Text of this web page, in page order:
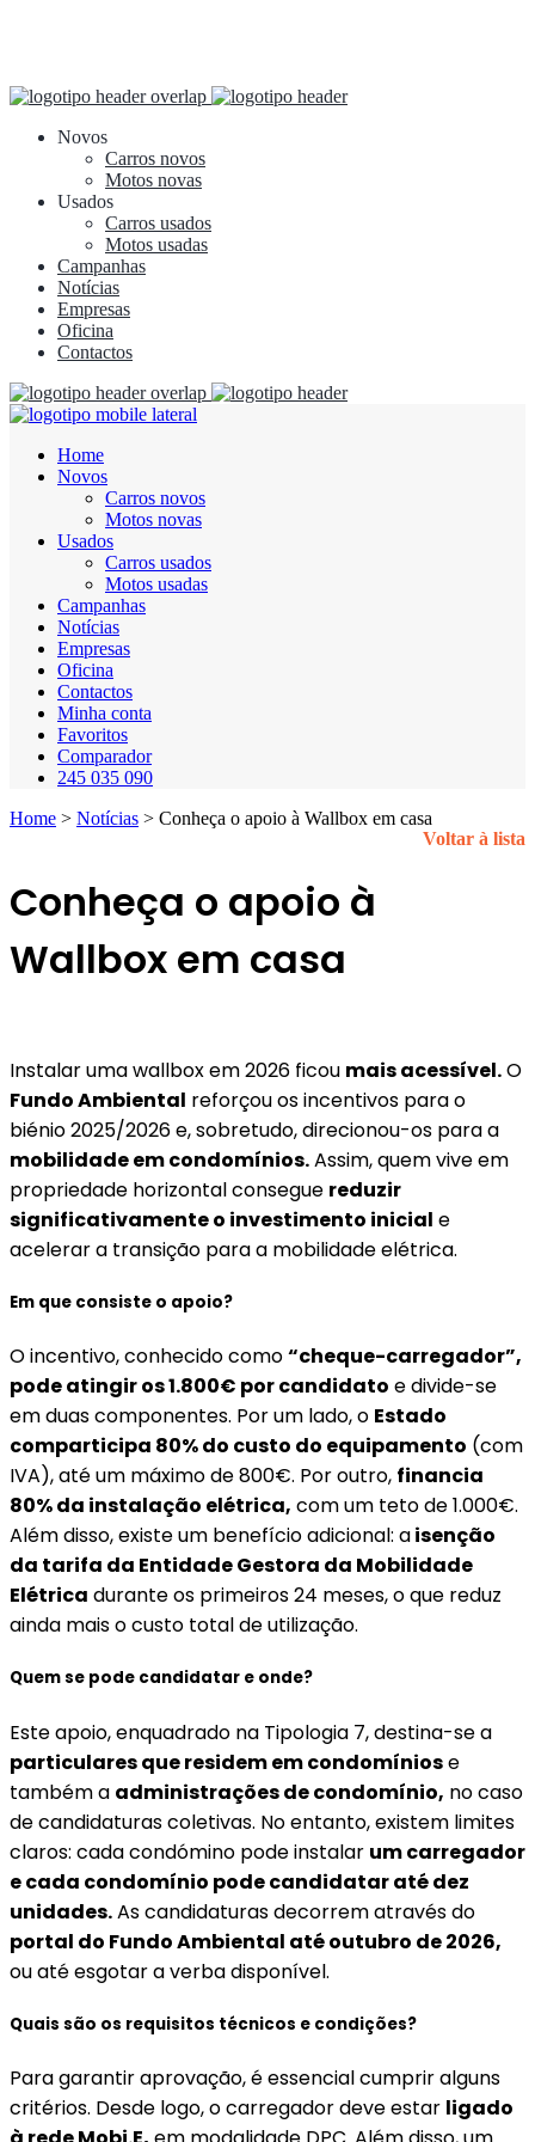
Novos
Carros novos
Motos novas
Usados
Carros usados
Motos usadas
Campanhas
Notícias
Empresas
Oficina
Contactos
Home
Novos
Carros novos
Motos novas
Usados
Carros usados
Motos usadas
Campanhas
Notícias
Empresas
Oficina
Contactos
Minha conta
Favoritos
Comparador
245 035 090
Home > Notícias > Conheça o apoio à Wallbox em casa
Voltar à lista
Conheça o apoio à
Wallbox em casa
Instalar uma wallbox em 2026 ficou mais acessível.O
Fundo Ambiental reforçou os incentivos para o
biénio 2025/2026 e, sobretudo, direcionou-os para a
mobilidade em condomínios.Assim, quem vive em
propriedade horizontal consegue reduzir
significativamente o investimento inicial e
acelerar a transição para a mobilidade elétrica.
Em que consiste o apoio?
O incentivo, conhecido como“cheque-carregador”,
pode atingir os 1.800€ por candidato e divide-se
em duas componentes. Por um lado, o Estado
comparticipa 80% do custo do equipamento (com
IVA), até um máximo de 800€. Por outro, financia
80% da instalação elétrica, com um teto de 1.000€.
Além disso, existe um benefício adicional: aisenção
da tarifa da Entidade Gestora da Mobilidade
Elétrica durante os primeiros 24 meses, o que reduz
ainda mais o custo total de utilização.
Quem se pode candidatar e onde?
Este apoio, enquadrado na Tipologia 7, destina-se a
particulares que residem em condomíniose
também a administrações de condomínio, no caso
de candidaturas coletivas. No entanto, existem limites
claros: cada condómino pode instalar um carregador
e cada condomínio pode candidatar até dez
unidades.As candidaturas decorrem através do
portal do Fundo Ambiental até outubro de 2026,
ou até esgotar a verba disponível.
Quais são os requisitos técnicos e condições?
Para garantir aprovação, é essencial cumprir alguns
critérios. Desde logo, o carregador deve estar ligado